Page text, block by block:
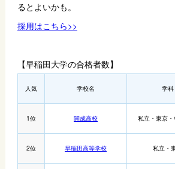
るとよいかも。
採用はこちら>>
【早稲田大学の合格者数】
人気 学校名 学科
1位 開成高校 私立・東京
2位 早稲田高等学校 私立・